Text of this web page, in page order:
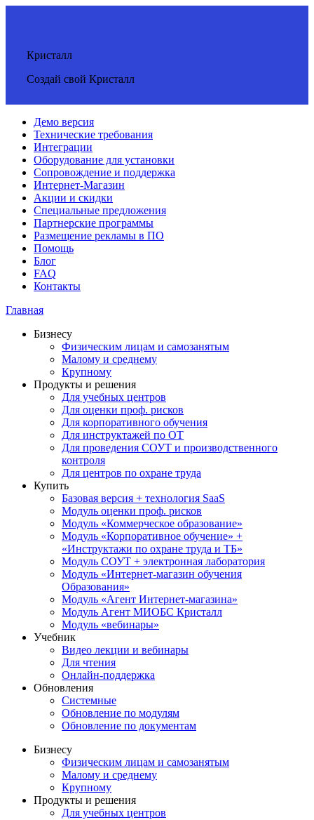
Кристалл
Создай свой Кристалл
Демо версия
Технические требования
Интеграции
Оборудование для установки
Сопровождение и поддержка
Интернет-Магазин
Акции и скидки
Специальные предложения
Партнерские программы
Размещение рекламы в ПО
Помощь
Блог
FAQ
Контакты
Главная
Бизнесу
Физическим лицам и самозанятым
Малому и среднему
Крупному
Продукты и решения
Для учебных центров
Для оценки проф. рисков
Для корпоративного обучения
Для инструктажей по ОТ
Для проведения СОУТ и производственного
контроля
Для центров по охране труда
Купить
Базовая версия + технология SaaS
Модуль оценки проф. рисков
Модуль «Коммерческое образование»
Модуль «Корпоративное обучение» +
«Инструктажи по охране труда и ТБ»
Модуль СОУТ + электронная лаборатория
Модуль «Интернет-магазин обучения
Образования»
Модуль «Агент Интернет-магазина»
Модуль Агент МИОБС Кристалл
Модуль «вебинары»
Учебник
Видео лекции и вебинары
Для чтения
Онлайн-поддержка
Обновления
Системные
Обновление по модулям
Обновление по документам
Бизнесу
Физическим лицам и самозанятым
Малому и среднему
Крупному
Продукты и решения
Для учебных центров